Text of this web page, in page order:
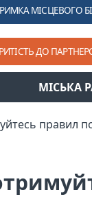
МІСЦЕВОГО
ДО
МІСЬКА
правил